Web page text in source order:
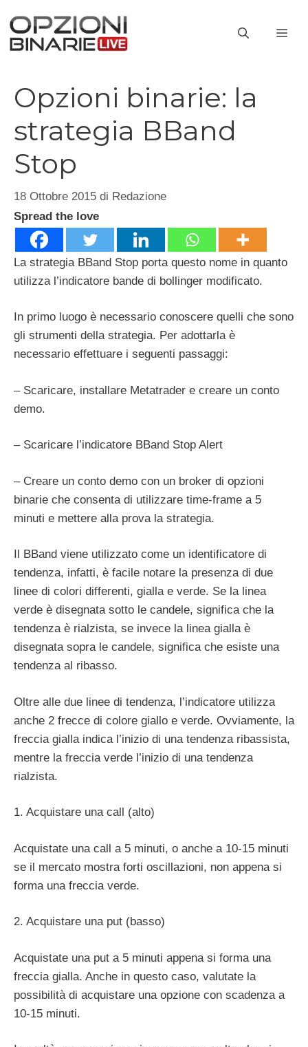
contenuto
Opzioni binarie: la
strategia BBand
Stop
18 Ottobre 2015 di Redazione
Spread the love
La strategia BBand Stop porta questo nome in quanto
utilizza l’indicatore bande di bollinger modificato.
In primo luogo è necessario conoscere quelli che sono
gli strumenti della strategia. Per adottarla è
necessario effettuare i seguenti passaggi:
– Scaricare, installare Metatrader e creare un conto
demo.
– Scaricare l’indicatore BBand Stop Alert
– Creare un conto demo con un broker di opzioni
binarie che consenta di utilizzare time-frame a 5
minuti e mettere alla prova la strategia.
Il BBand viene utilizzato come un identificatore di
tendenza, infatti, è facile notare la presenza di due
linee di colori differenti, gialla e verde. Se la linea
verde è disegnata sotto le candele, significa che la
tendenza è rialzista, se invece la linea gialla è
disegnata sopra le candele, significa che esiste una
tendenza al ribasso.
Oltre alle due linee di tendenza, l’indicatore utilizza
anche 2 frecce di colore giallo e verde. Ovviamente, la
freccia gialla indica l’inizio di una tendenza ribassista,
mentre la freccia verde l’inizio di una tendenza
rialzista.
1. Acquistare una call (alto)
Acquistate una call a 5 minuti, o anche a 10-15 minuti
se il mercato mostra forti oscillazioni, non appena si
forma una freccia verde.
2. Acquistare una put (basso)
Acquistate una put a 5 minuti appena si forma una
freccia gialla. Anche in questo caso, valutate la
possibilità di acquistare una opzione con scadenza a
10-15 minuti.